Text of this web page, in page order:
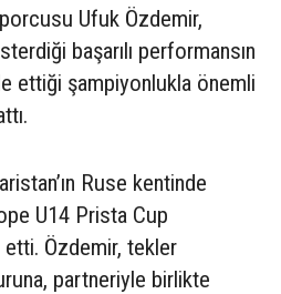
Ufuk Özdemir,
başarılı performansın
ettiği şampiyonlukla önemli
Ruse kentinde
U14 Prista Cup
etti. Özdemir, tekler
partneriyle birlikte